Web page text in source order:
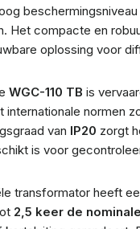
Het compacte en
oplossing voor
WGC-110 TB is
normen
van IP20 zorgt
is voor
transformator heeft
2,5 keer de